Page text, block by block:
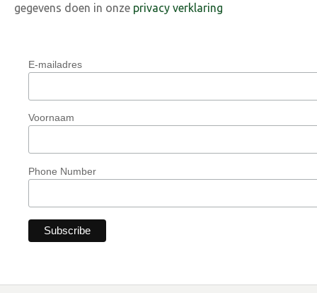
gegevens doen in onze privacy verklaring
E-mailadres
Voornaam
Phone Number